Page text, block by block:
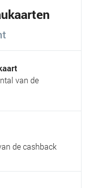
van de
de cashback